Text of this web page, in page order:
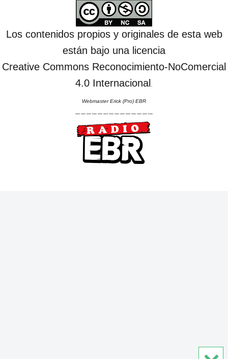
Los contenidos propios y originales de esta web
están bajo una licencia
Creative Commons Reconocimiento-NoComercial
4.0 Internacional
Webmaster Erick (Pro) EBR
--------------